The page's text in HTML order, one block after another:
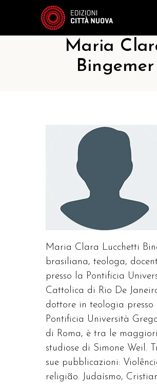
Maria
Bingemer
Maria Clara Lucchetti
brasiliana, teologa,
presso la Pontificia
Cattolica di Rio De
dottore in teologia presso
Pontificia Università
di Roma, è tra le maggiori
studiose di Simone Weil.
sue pubblicazioni:
religião. Judaísmo,